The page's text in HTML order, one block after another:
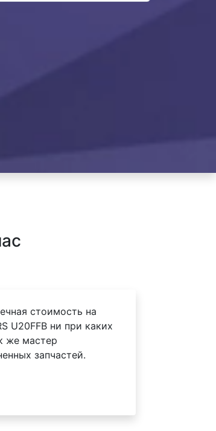
стоимость на
U20FFB ни при каких
же мастер
запчастей.